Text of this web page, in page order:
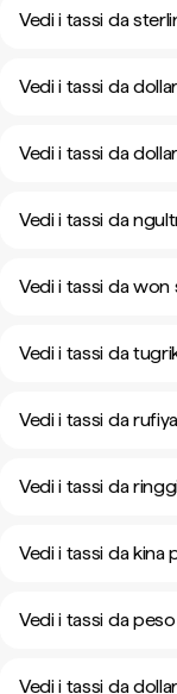
Vedi i tassi da
Vedi i tassi da
Vedi i tassi da
Vedi i tassi da
Vedi i tassi da
Vedi i tassi da
Vedi i tassi da
Vedi i tassi da
Vedi i tassi da kina
Vedi i tassi da
Vedi i tassi da